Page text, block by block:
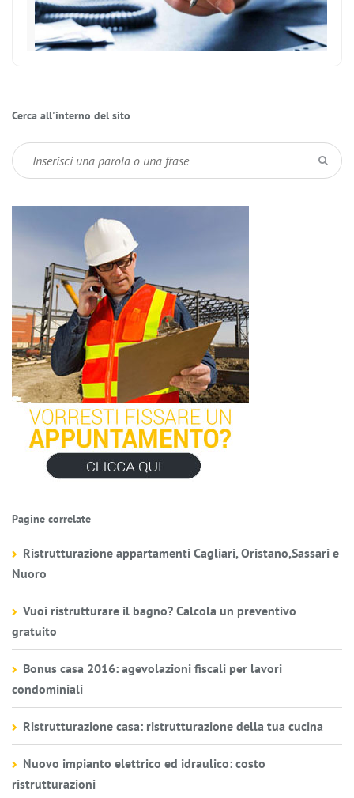
Cerca all'interno del sito
Pagine correlate
Ristrutturazione appartamenti Cagliari, Oristano,Sassari e
Nuoro
Vuoi ristrutturare il bagno? Calcola un preventivo
gratuito
Bonus casa 2016: agevolazioni fiscali per lavori
condominiali
Ristrutturazione casa: ristrutturazione della tua cucina
Nuovo impianto elettrico ed idraulico: costo
ristrutturazioni